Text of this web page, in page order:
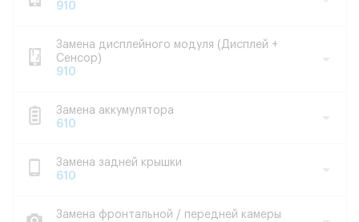
910
Замена дисплейного модуля (Дисплей +
Сенсор)
910
Замена аккумулятора
610
Замена задней крышки
610
Замена фронтальной / передней камеры